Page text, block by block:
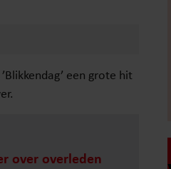
een grote hit
over overleden